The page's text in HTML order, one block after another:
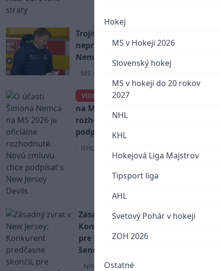
Hokej
MS v Hokeji 2026
Slovenský hokej
MS v hokeji do 20 rokov
2027
NHL
KHL
Hokejová Liga Majstrov
Tipsport liga
AHL
Svetový Pohár v hokeji
ZOH 2026
Ostatné
Trojité nie! Na MS s určitosťou
neprídu Fehérváry, Ružička a ani
Nemec
MS v Hokeji 2026
VIDEO
O účasti Šimona Nemca
na MS 2026 je oficiálne
rozhodnuté. Novú zmluvu chce
podpísať s New Jersey Devils
NHL
Zásadný zvrat v New Jersey:
Konkurent predčasne skončil,
pre Nemca sa otvára životná
šanca
NHL